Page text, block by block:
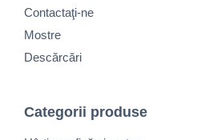
Contactaţi-ne
Mostre
Descărcări
Categorii produse